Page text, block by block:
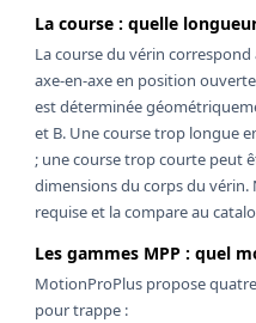
La course : quelle
La course du vérin
axe-en-axe en position
est déterminée
et B. Une course trop longue
; une course trop courte peut
dimensions du corps du vérin.
requise et la compare au
Les gammes MPP : quel
MotionProPlus propose
pour trappe :